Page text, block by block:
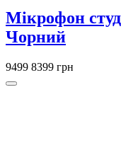
Мікрофон
Чорний
9499 8399 грн